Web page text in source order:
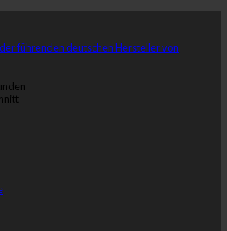
führenden deutschen Hersteller von